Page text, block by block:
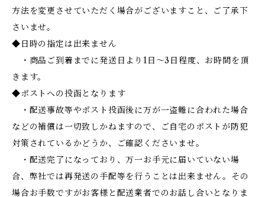
方法を変更させていただく場合がございますこと、ご了承下
さいませ。
◆日時の指定は出来ません
・商品ご到着までに発送日より1日～3日程度、お時間を頂
きます。
◆ポストへの投函となります
・配送事故等やポスト投函後に万が一盗難に合われた場合
などの補償は一切致しかねますので、ご自宅のポストが防犯
対策されているかどうか、ご確認くださいませ。
・配送完了になっており、万一お手元に届いていない場
合、弊社では再発送の手配等を行うことは出来ません。その
場合お手数ですがお客様と配送業者でのお話し合いとなりま